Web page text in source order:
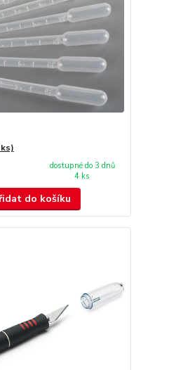
dostupné do 3 dnů
4 ks
do košíku